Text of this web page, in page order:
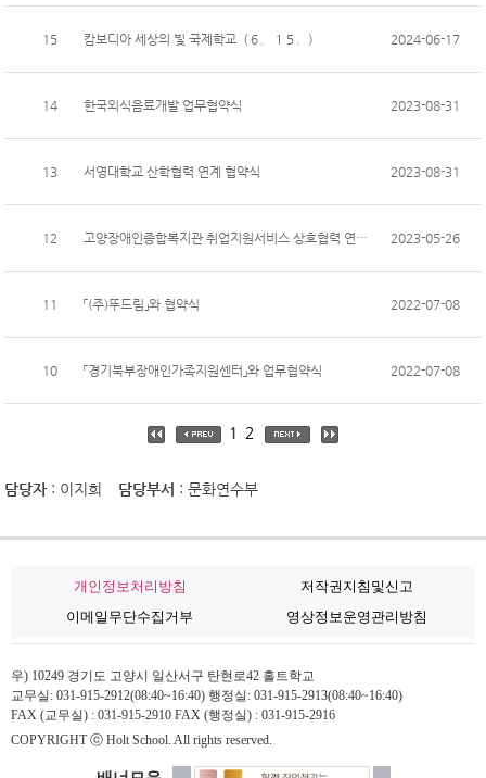
15 캄보디아 세상의 빛 국제학교（６。１５。） 2024-06-17
14 한국외식음료개발 업무협약식 2023-08-31
13 서영대학교 산학협력 연계 협약식 2023-08-31
12 고양장애인종합복지관 취업지원서비스 상호협력 연계 협약식 2023-05-26
11 「(주)뚜드림」와 협약식 2022-07-08
10 「경기북부장애인가족지원센터」와 업무협약식 2022-07-08
1 2
담당자 : 이지희 담당부서 : 문화연수부
개인정보처리방침
저작권지침및신고
이메일무단수집거부
영상정보운영관리방침
우) 10249 경기도 고양시 일산서구 탄현로42 홀트학교
교무실: 031-915-2912(08:40~16:40) 행정실: 031-915-2913(08:40~16:40)
FAX (교무실) : 031-915-2910 FAX (행정실) : 031-915-2916
COPYRIGHT ⓒ Holt School. All rights reserved.